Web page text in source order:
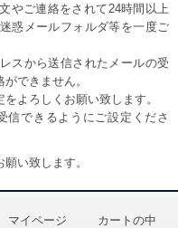
やご連絡をされて24時間以上
惑メールフォルダ等を一度ご
スから送信されたメールの受
できません。
よろしくお願い致します。
信できるようにご設定くださ
い致します。
マイページ カートの中